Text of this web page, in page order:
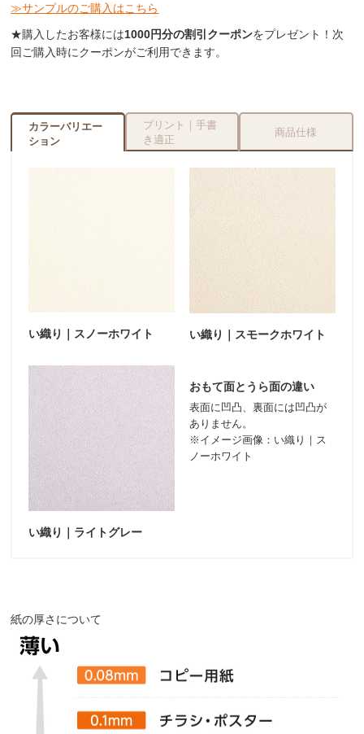
≫サンプルのご購入はこちら
★購入したお客様には1000円分の割引クーポンをプレゼント！次
回ご購入時にクーポンがご利用できます。
カラーバリエー
ション
プリント｜手書
き適正
商品仕様
い織り｜スノーホワイト い織り｜スモークホワイト
い織り｜ライトグレー
おもて面とうら面の違い
表面に凹凸、裏面には凹凸が
ありません。
※イメージ画像：い織り｜ス
ノーホワイト
紙の厚さについて